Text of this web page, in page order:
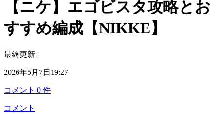
【ニケ】エゴビスタ攻略とお
すすめ編成【NIKKE】
最終更新:
2026年5月7日19:27
コメント 0 件
コメント